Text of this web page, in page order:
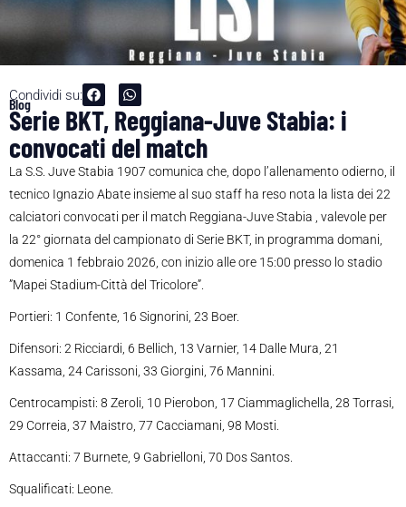
Condividi su:
Blog
Serie BKT, Reggiana-Juve Stabia: i
convocati del match
La S.S. Juve Stabia 1907 comunica che, dopo l’allenamento odierno, il
tecnico Ignazio Abate insieme al suo staff ha reso nota la lista dei 22
calciatori convocati per il match Reggiana-Juve Stabia , valevole per
la 22° giornata del campionato di Serie BKT, in programma domani,
domenica 1 febbraio 2026, con inizio alle ore 15:00 presso lo stadio
”Mapei Stadium-Città del Tricolore”.
Portieri: 1 Confente, 16 Signorini, 23 Boer.
Difensori: 2 Ricciardi, 6 Bellich, 13 Varnier, 14 Dalle Mura, 21
Kassama, 24 Carissoni, 33 Giorgini, 76 Mannini.
Centrocampisti: 8 Zeroli, 10 Pierobon, 17 Ciammaglichella, 28 Torrasi,
29 Correia, 37 Maistro, 77 Cacciamani, 98 Mosti.
Attaccanti: 7 Burnete, 9 Gabrielloni, 70 Dos Santos.
Squalificati: Leone.